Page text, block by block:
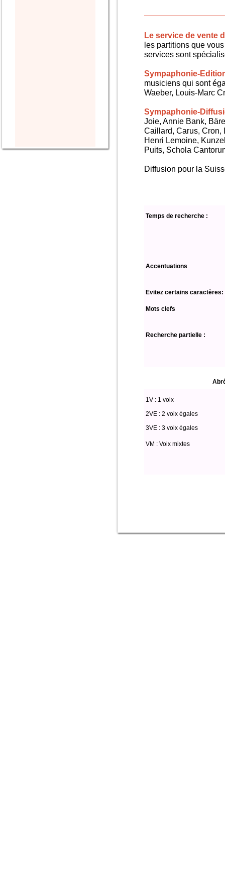
Le service de vente
les partitions que
services sont
Sympaphonie-
musiciens qui sont
Waeber, Louis-Marc
Sympaphonie-
Joie, Annie Bank,
Caillard, Carus, Cron,
Henri Lemoine,
Puits, Schola
Diffusion pour la
Temps de recherche :
Accentuations
Evitez certains caractères:
Mots clefs
Recherche partielle :
1V : 1 voix
2VE : 2 voix égales
3VE : 3 voix égales
VM : Voix mixtes